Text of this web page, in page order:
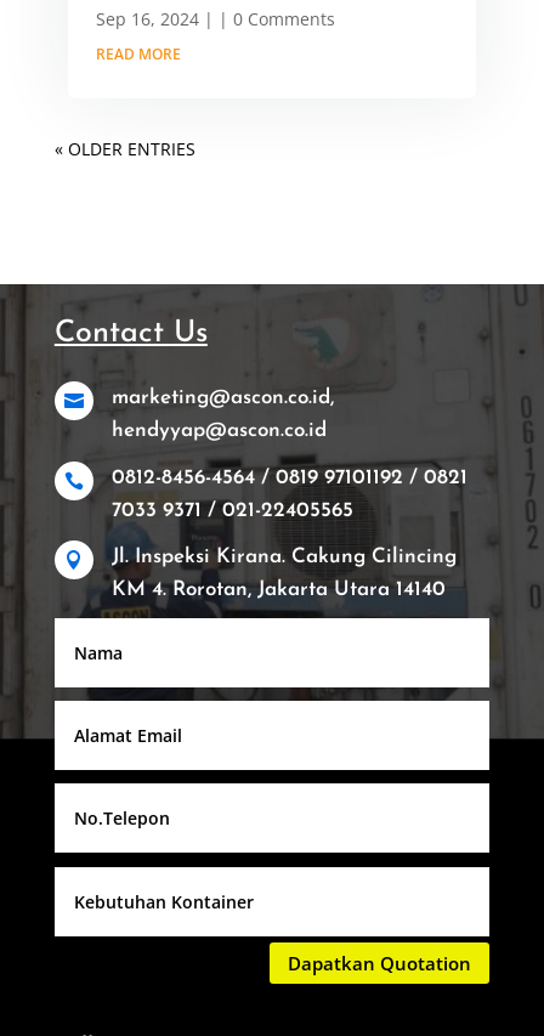
Sep 16, 2024| | 0 Comments
READ MORE
« OLDER ENTRIES
Contact Us

marketing@ascon.co.id,
hendyyap@ascon.co.id

0812-8456-4564 / 0819 97101192 / 0821
7033 9371 / 021-22405565

Jl. Inspeksi Kirana. Cakung Cilincing
KM 4. Rorotan, Jakarta Utara 14140
Dapatkan Quotation